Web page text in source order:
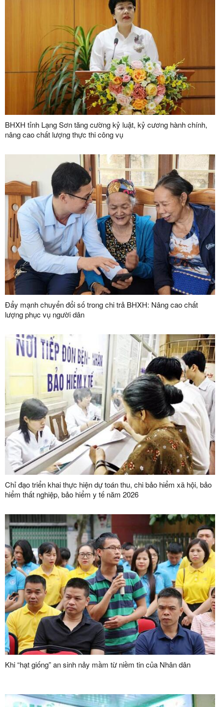
BHXH tỉnh Lạng Sơn tăng cường kỷ luật, kỷ cương hành chính,
nâng cao chất lượng thực thi công vụ
Đẩy mạnh chuyển đổi số trong chi trả BHXH: Nâng cao chất
lượng phục vụ người dân
Chỉ đạo triển khai thực hiện dự toán thu, chi bảo hiểm xã hội, bảo
hiểm thất nghiệp, bảo hiểm y tế năm 2026
Khi “hạt giống” an sinh nảy mầm từ niềm tin của Nhân dân